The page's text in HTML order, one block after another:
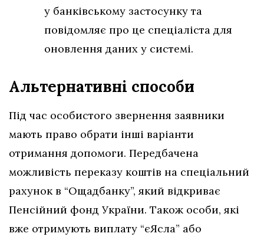
у банківському застосунку та
повідомляє про це спеціаліста для
оновлення даних у системі.
Альтернативні способи
Під час особистого звернення заявники
мають право обрати інші варіанти
отримання допомоги. Передбачена
можливість переказу коштів на спеціальний
рахунок в “Ощадбанку”, який відкриває
Пенсійний фонд України. Також особи, які
вже отримують виплату “єЯсла” або